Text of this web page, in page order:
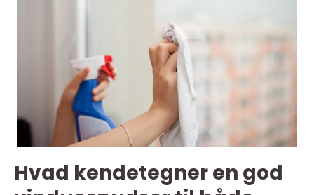
Hvad kendetegner en god